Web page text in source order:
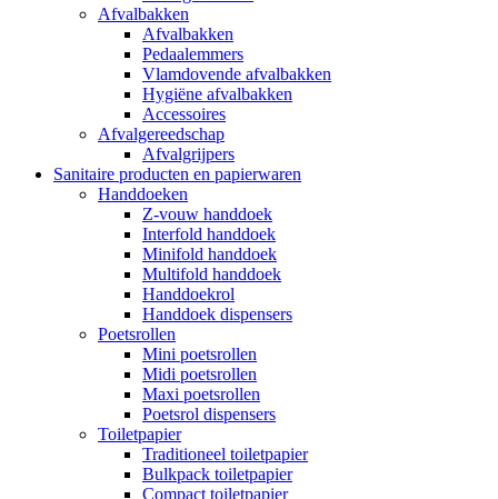
Afvalbakken
Afvalbakken
Pedaalemmers
Vlamdovende afvalbakken
Hygiëne afvalbakken
Accessoires
Afvalgereedschap
Afvalgrijpers
Sanitaire producten en papierwaren
Handdoeken
Z-vouw handdoek
Interfold handdoek
Minifold handdoek
Multifold handdoek
Handdoekrol
Handdoek dispensers
Poetsrollen
Mini poetsrollen
Midi poetsrollen
Maxi poetsrollen
Poetsrol dispensers
Toiletpapier
Traditioneel toiletpapier
Bulkpack toiletpapier
Compact toiletpapier